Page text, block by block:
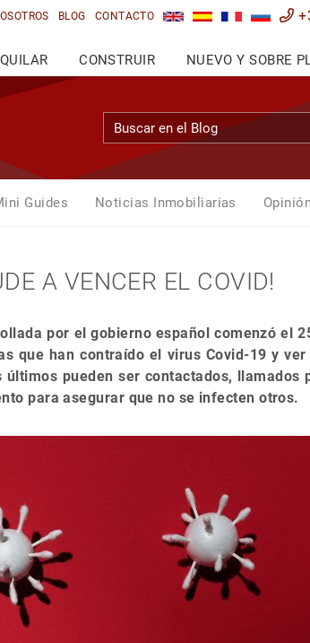
BLOG CONTACTO
CONSTRUIR NUEVO Y SOBRE
Guides Noticias Inmobiliarias
A VENCER EL COVID!
por el gobierno español comenzó el
que han contraído el virus Covid-19 y ver
pueden ser contactados, llamados
para asegurar que no se infecten otros.